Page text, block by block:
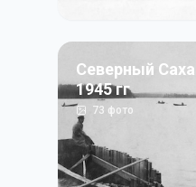
Северный
1945 гг
73 фото